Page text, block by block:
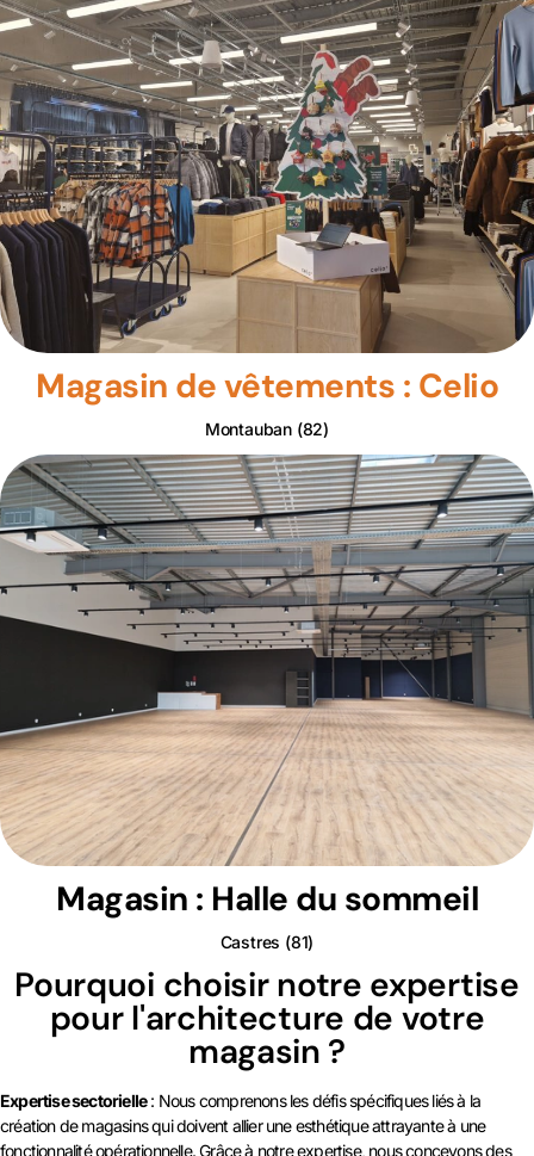
Magasin de vêtements : Celio
Montauban (82)
Magasin : Halle du sommeil
Castres (81)
Pourquoi choisir notre expertise
pour l'architecture de votre
magasin ?
Expertise sectorielle: Nous comprenons les défis spécifiques liés à la
création de magasins qui doivent allier une esthétique attrayante à une
fonctionnalité opérationnelle. Grâce à notre expertise, nous concevons des